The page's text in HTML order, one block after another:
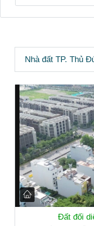
Nhà đất TP. Thủ
Đất đối